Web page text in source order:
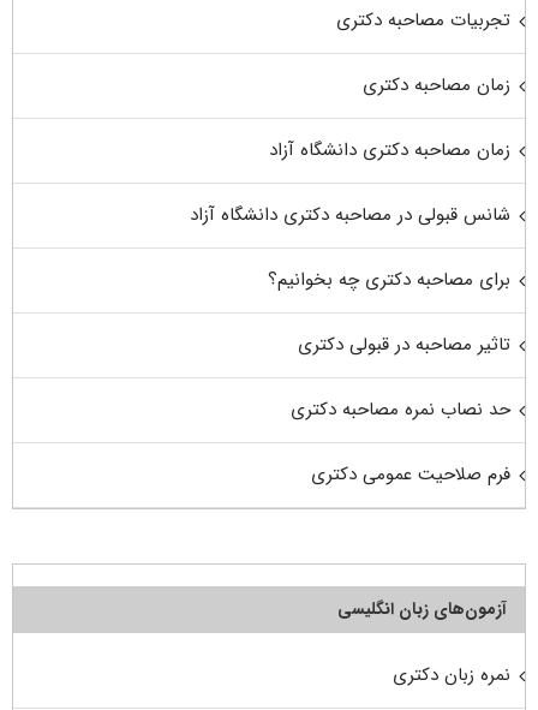
تجربیات مصاحبه دکتری
زمان مصاحبه دکتری
زمان مصاحبه دکتری دانشگاه آزاد
شانس قبولی در مصاحبه دکتری دانشگاه آزاد
برای مصاحبه دکتری چه بخوانیم؟
تاثیر مصاحبه در قبولی دکتری
حد نصاب نمره مصاحبه دکتری
فرم صلاحیت عمومی دکتری
آزمون‌های زبان انگلیسی
نمره زبان دکتری